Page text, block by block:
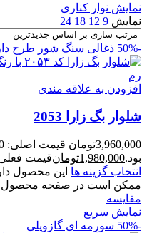
نمایش نوار کناری
نمایش 9
12
18
24
-50% ذغالی سنگ شور طرح دار
افزودن به علاقه مندی
شلوار بگ زارا 2053
3,960,000تومان
بود.1,980,000تومانقیمت فعلی:
انتخاب گزینه ها این محصول
ممکن است در صفحه محصول
مقايسه
نمایش سریع
-50%
سورمه ای گازویلی